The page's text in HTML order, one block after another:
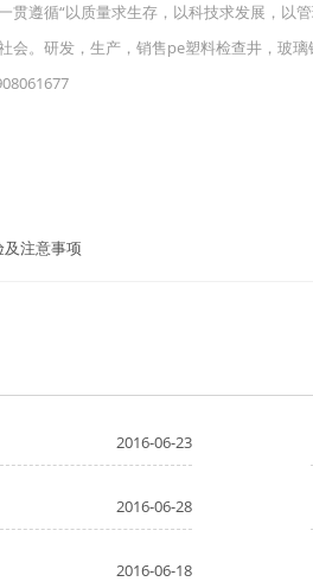
贯遵循“以质量求生存，以科技求发展，以
会。研发，生产，销售pe塑料检查井，玻
注意事项
2016-06-23
2016-06-28
2016-06-18